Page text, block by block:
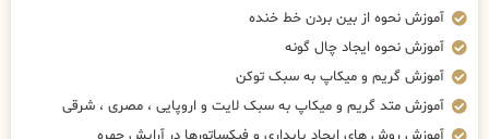
آموزش نحوه از بین بردن خط خنده
آموزش نحوه ایجاد چال گونه
آموزش گریم و میکاپ به سبک توکن
آموزش متد گریم و میکاپ به سبک لایت و اروپایی ، مصری ، شرقی